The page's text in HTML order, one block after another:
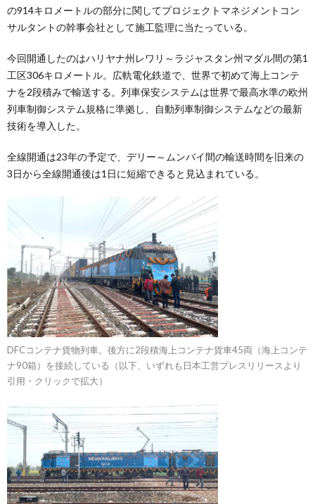
の914キロメートルの部分に関してプロジェクトマネジメントコン
サルタントの幹事会社として施工監理に当たっている。
今回開通したのはハリヤナ州レワリ～ラジャスタン州マダル間の第1
工区306キロメートル。広軌電化鉄道で、世界で初めて海上コンテ
ナを2段積みで輸送する。列車保安システムは世界で最高水準の欧州
列車制御システム規格に準拠し、自動列車制御システムなどの最新
技術を導入した。
全線開通は23年の予定で、デリー～ムンバイ間の輸送時間を旧来の
3日から全線開通後は1日に短縮できると見込まれている。
DFCコンテナ貨物列車。後方に2段積海上コンテナ貨車45両（海上コンテ
ナ90箱）を接続している（以下、いずれも日本工営プレスリリースより
引用・クリックで拡大）